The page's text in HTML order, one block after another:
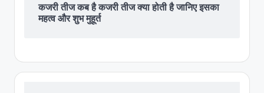
कजरी तीज कब है कजरी तीज क्या होती है जानिए इसका
महत्व और शुभ मुहूर्त